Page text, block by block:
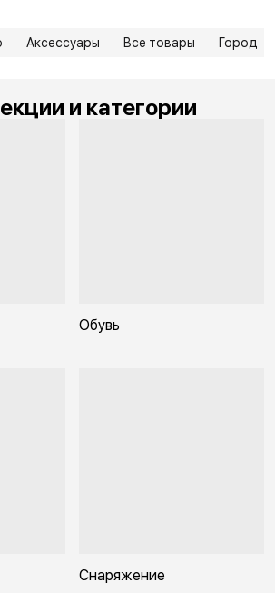
Аксессуары Все товары Город
и категории
Обувь
Снаряжение